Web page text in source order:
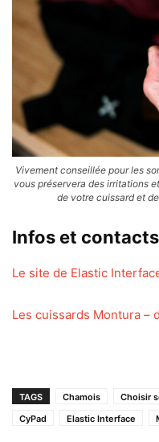
Vivement conseillée pour les
vous préservera des irritations
de votre cuissard et
Infos et contacts
Le site de Elastic
Les cuissards Montura –
TAGS Chamois Choisir
CyPad
Elastic Interface